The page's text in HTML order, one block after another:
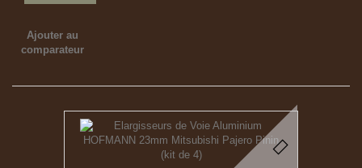
Ajouter au
comparateur